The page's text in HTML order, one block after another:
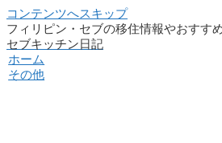
コンテンツへスキップ
フィリピン・セブの移住情報やおすす
セブキッチン日記
ホーム
その他